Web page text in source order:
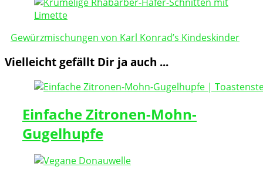
Gewürzmischungen von Karl Konrad’s Kindeskinder
Vielleicht gefällt Dir ja auch ...
Einfache Zitronen-Mohn-
Gugelhupfe